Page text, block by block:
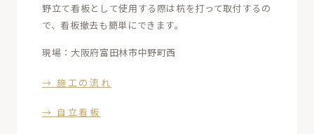
野立て看板として使用する際は杭を打って取付するの
で、看板撤去も簡単にできます。
現場：大阪府富田林市中野町西
→ 施工の流れ
→ 自立看板